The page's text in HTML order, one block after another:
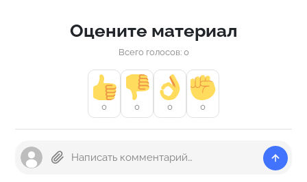
Оцените материал
Всего голосов: 0
0 0 0 0